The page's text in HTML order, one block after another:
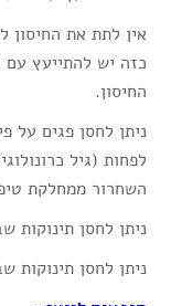
אין לתת את
כזה יש להתייעץ
החיסון.
ניתן לחסן פגים על
לפחות (גיל
השחרור ממחלקת
ניתן לחסן תינוקות
ניתן לחסן תינוקות